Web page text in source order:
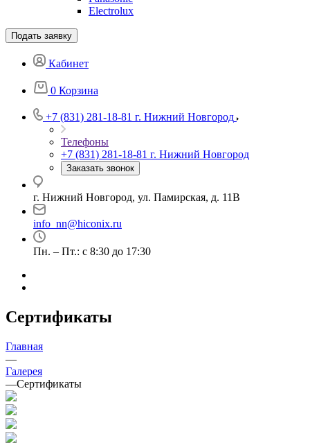
Electrolux
Подать заявку
Кабинет
0 Корзина
+7 (831) 281-18-81 г. Нижний Новгород
Телефоны
+7 (831) 281-18-81 г. Нижний Новгород
Заказать звонок
г. Нижний Новгород, ул. Памирская, д. 11В
info_nn@hiconix.ru
Пн. – Пт.: с 8:30 до 17:30
Сертификаты
Главная
—
Галерея
—Сертификаты